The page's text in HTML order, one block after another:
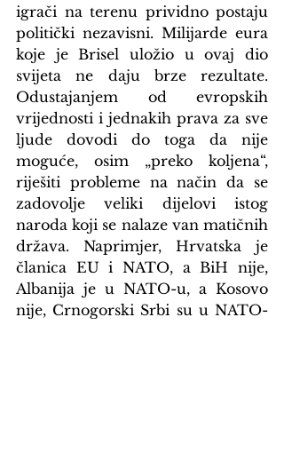
igrači na terenu prividno postaju
politički nezavisni. Milijarde eura
koje je Brisel uložio u ovaj dio
svijeta ne daju brze rezultate.
Odustajanjem od evropskih
vrijednosti i jednakih prava za sve
ljude dovodi do toga da nije
moguće, osim „preko koljena“,
riješiti probleme na način da se
zadovolje veliki dijelovi istog
naroda koji se nalaze van matičnih
država. Naprimjer, Hrvatska je
članica EU i NATO, a BiH nije,
Albanija je u NATO-u, a Kosovo
nije, Crnogorski Srbi su u NATO-